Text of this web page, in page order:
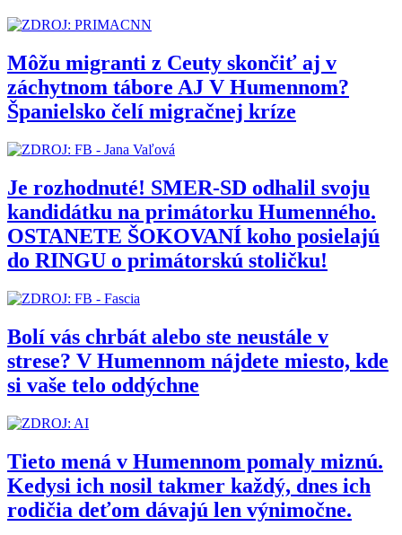
Môžu migranti z Ceuty skončiť aj v
záchytnom tábore AJ V Humennom?
Španielsko čelí migračnej kríze
Je rozhodnuté! SMER-SD odhalil svoju
kandidátku na primátorku Humenného.
OSTANETE ŠOKOVANÍ koho posielajú
do RINGU o primátorskú stoličku!
Bolí vás chrbát alebo ste neustále v
strese? V Humennom nájdete miesto, kde
si vaše telo oddýchne
Tieto mená v Humennom pomaly miznú.
Kedysi ich nosil takmer každý, dnes ich
rodičia deťom dávajú len výnimočne.